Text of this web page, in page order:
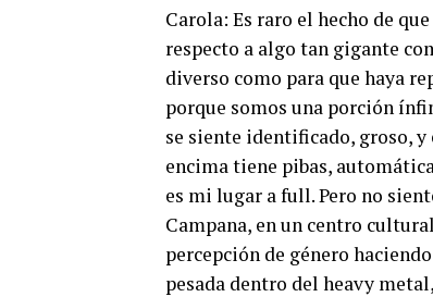
Carola: Es raro el hecho de
respecto a algo tan gigante
diverso como para que haya
porque somos una porción
se siente identificado, groso,
encima tiene pibas,
es mi lugar a full. Pero no
Campana, en un centro
percepción de género haciendo
pesada dentro del heavy